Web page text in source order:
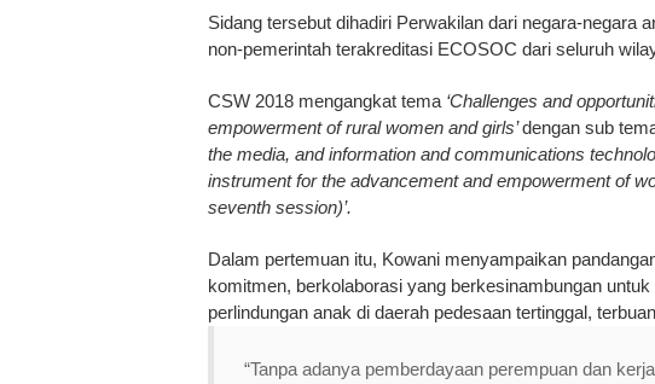
Sidang tersebut dihadiri Perwakilan dari negara-negara
non-pemerintah terakreditasi ECOSOC dari seluruh
CSW 2018 mengangkat tema ‘Challenges and
empowerment of rural women and girls’dengan sub
the media, and information and communications
instrument for the advancement and empowerment of
seventh session)’.
Dalam pertemuan itu, Kowani menyampaikan
komitmen, berkolaborasi yang berkesinambungan
perlindungan anak di daerah pedesaan tertinggal,
“Tanpa adanya pemberdayaan perempuan dan